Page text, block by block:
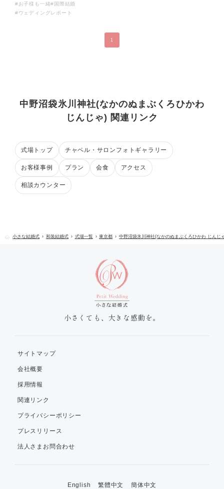
#お子様も一緒#国際結婚
#ウェディングレポート
1
中野沼袋氷川神社(なかのぬまぶくろひかわ
じんじゃ) 関連リンク
式場トップ チャペル・サロンフォトギャラリー
お客様事例 プラン 会食 アクセス
相談カウンター
小さな結婚式 和装結婚式 式場一覧 東京都 中野沼袋氷川神社(なかのぬまぶくろひかわ じんじ
小さくても、大きな感動を。
サイトマップ
会社概要
採用情報
関連リンク
プライバシーポリシー
プレスリリース
法人さまお問合わせ
English 繁體中文 簡体中文